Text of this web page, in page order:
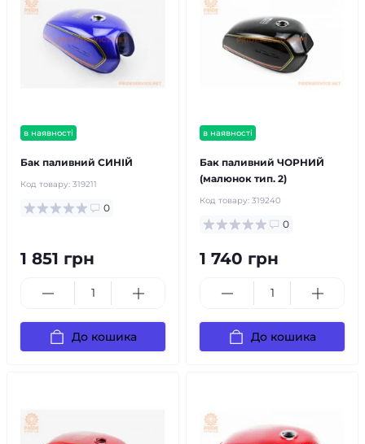
в наявності
Бак паливний СИНІЙ
Код товару: 319211
0
1 851 грн
До кошика
в наявності
Бак паливний ЧОРНИЙ
(малюнок тип. 2)
Код товару: 319240
0
1 740 грн
До кошика